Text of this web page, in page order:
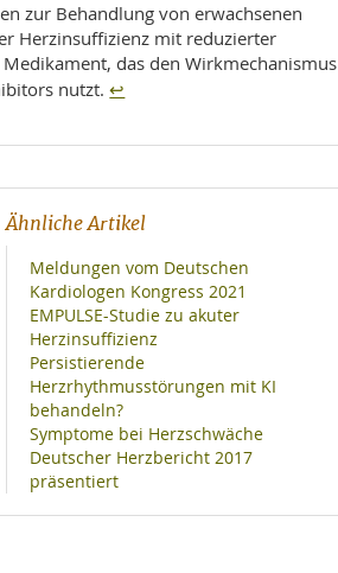
zur Behandlung von erwachsenen
Herzinsuffizienz mit reduzierter
das den Wirkmechanismus
nutzt.↩
Ähnliche Artikel
Meldungen vom Deutschen
Kardiologen Kongress 2021
EMPULSE-Studie zu akuter
Herzinsuffizienz
Persistierende
Herzrhythmusstörungen mit KI
behandeln?
Symptome bei Herzschwäche
Deutscher Herzbericht 2017
präsentiert